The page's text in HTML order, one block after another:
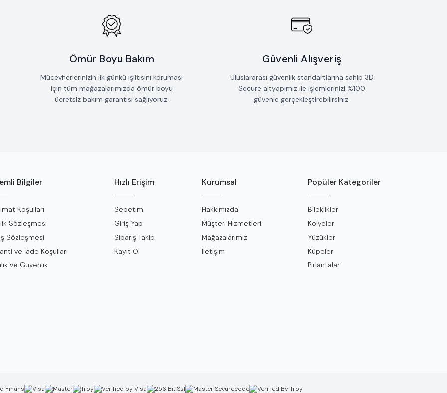
Ömür Boyu Bakım
Mücevherlerinizin ilk günkü ışıltısını koruması
için tüm mağazalarımızda ömür boyu
ücretsiz bakım garantisi sağlıyoruz.
Güvenli Alışveriş
Uluslararası güvenlik standartlarına sahip 3D
Secure altyapımız ile işlemlerinizi %100
güvenle gerçekleştirebilirsiniz.
Bilgiler
Koşulları
Sözleşmesi
Sözleşmesi
ve İade Koşulları
ve Güvenlik
Hızlı Erişim
Sepetim
Giriş Yap
Sipariş Takip
Kayıt Ol
Kurumsal
Hakkımızda
Müşteri Hizmetleri
Mağazalarımız
İletişim
Popüler Kategoriler
Bileklikler
Kolyeler
Yüzükler
Küpeler
Pırlantalar